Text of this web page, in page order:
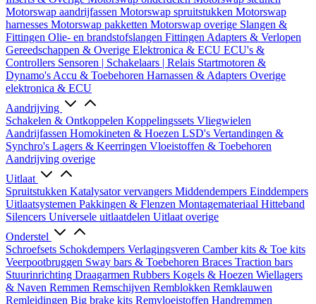
Motorswap aandrijfassen Motorswap spruitstukken Motorswap
harnesses Motorswap pakketten Motorswap overige Slangen &
Fittingen Olie- en brandstofslangen Fittingen Adapters & Verlopen
Gereedschappen & Overige Elektronica & ECU ECU's &
Controllers Sensoren | Schakelaars | Relais Startmotoren &
Dynamo's Accu & Toebehoren Harnassen & Adapters Overige
elektronica & ECU
Aandrijving
Schakelen & Ontkoppelen Koppelingssets Vliegwielen
Aandrijfassen Homokineten & Hoezen LSD's Vertandingen &
Synchro's Lagers & Keerringen Vloeistoffen & Toebehoren
Aandrijving overige
Uitlaat
Spruitstukken Katalysator vervangers Middendempers Einddempers
Uitlaatsystemen Pakkingen & Flenzen Montagemateriaal Hitteband
Silencers Universele uitlaatdelen Uitlaat overige
Onderstel
Schroefsets Schokdempers Verlagingsveren Camber kits & Toe kits
Veerpootbruggen Sway bars & Toebehoren Braces Traction bars
Stuurinrichting Draagarmen Rubbers Kogels & Hoezen Wiellagers
& Naven Remmen Remschijven Remblokken Remklauwen
Remleidingen Big brake kits Remvloeistoffen Handremmen